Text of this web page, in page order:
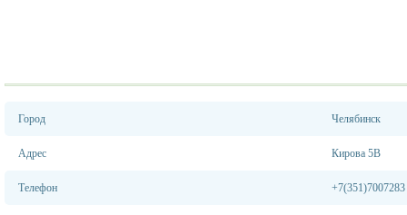
Город Челябинск
Адрес Кирова 5В
Телефон +7(351)7007283